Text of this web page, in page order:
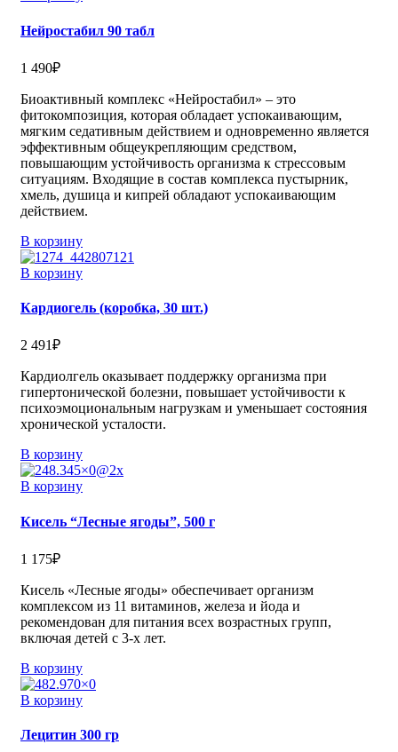
Нейростабил 90 табл
1 490₽
Биоактивный комплекс «Нейростабил» – это
фитокомпозиция, которая обладает успокаивающим,
мягким седативным действием и одновременно является
эффективным общеукрепляющим средством,
повышающим устойчивость организма к стрессовым
ситуациям. Входящие в состав комплекса пустырник,
хмель, душица и кипрей обладают успокаивающим
действием.
В корзину
В корзину
Кардиогель (коробка, 30 шт.)
2 491₽
Кардиолгель оказывает поддержку организма при
гипертонической болезни, повышает устойчивости к
психоэмоциональным нагрузкам и уменьшает состояния
хронической усталости.
В корзину
В корзину
Кисель “Лесные ягоды”, 500 г
1 175₽
Кисель «Лесные ягоды» обеспечивает организм
комплексом из 11 витаминов, железа и йода и
рекомендован для питания всех возрастных групп,
включая детей с 3-х лет.
В корзину
В корзину
Лецитин 300 гр